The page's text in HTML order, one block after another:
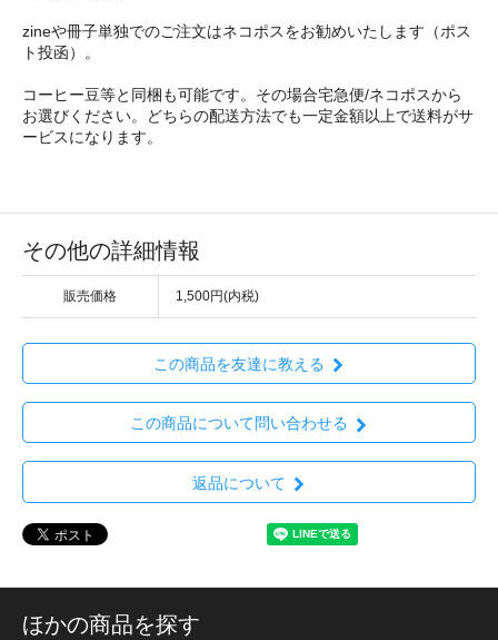
zineや冊子単独でのご注文はネコポスをお勧めいたします（ポス
ト投函）。
コーヒー豆等と同梱も可能です。その場合宅急便/ネコポスから
お選びください。どちらの配送方法でも一定金額以上で送料がサ
ービスになります。
その他の詳細情報
販売価格 1,500円(内税)
この商品を友達に教える
この商品について問い合わせる
返品について
ほかの商品を探す